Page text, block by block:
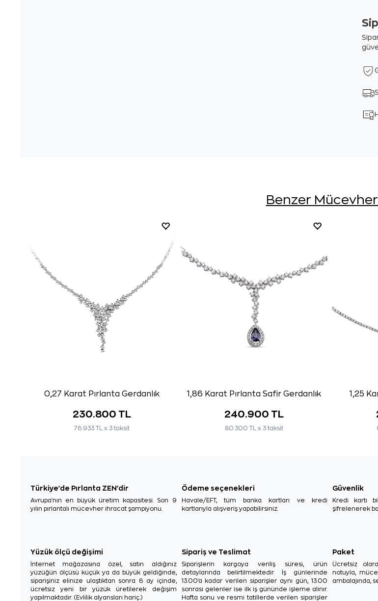
Benzer
0,27 Karat Pırlanta Gerdanlık
230.800 TL
76.933 TL x 3 taksit
1,86 Karat Pırlanta Safir Gerdanlık
240.900 TL
80.300 TL x 3 taksit
1,25
Türkiye'de Pırlanta ZEN'dir
Avrupa'nın en büyük üretim kapasitesi. Son 9
yılın pırlantalı mücevher ihracat şampiyonu.
Ödeme seçenekleri
Havale/EFT, tüm banka kartları ve kredi
kartlarıyla alışveriş yapabilirsiniz.
Güvenlik
Kredi kartı
şifrelenerek
Yüzük ölçü değişimi
İnternet mağazasına özel, satın aldığınız
yüzüğün ölçüsü küçük ya da büyük geldiğinde,
siparişiniz elinize ulaştıktan sonra 6 ay içinde,
ücretsiz yeni bir yüzük üretilerek değişim
yapılmaktadır. (Evlilik alyansları hariç.)
Sipariş ve Teslimat
Siparişlerin kargoya veriliş süresi, ürün
detaylarında belirtilmektedir. İş günlerinde
13.00'a kadar verilen siparişler aynı gün, 13.00
sonrası gelenler ise ilk iş gününde işleme alınır.
Hafta sonu ve resmi tatillerde verilen siparişler
Paket
Ücretsiz
notuyla,
ambalajında,